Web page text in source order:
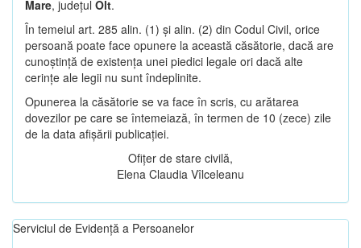
Mare, județul Olt.
În temeiul art. 285 alin. (1) și alin. (2) din Codul Civil, orice
persoană poate face opunere la această căsătorie, dacă are
cunoștință de existența unei piedici legale ori dacă alte
cerințe ale legii nu sunt îndeplinite.
Opunerea la căsătorie se va face în scris, cu arătarea
dovezilor pe care se întemeiază, în termen de 10 (zece) zile
de la data afișării publicației.
Ofițer de stare civilă,
Elena Claudia Vîlceleanu
Serviciul de Evidență a Persoanelor